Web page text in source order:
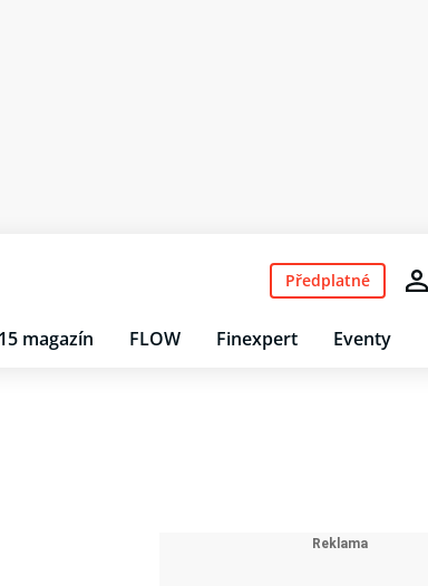
magazín FLOW Finexpert Eventy
Předplatné